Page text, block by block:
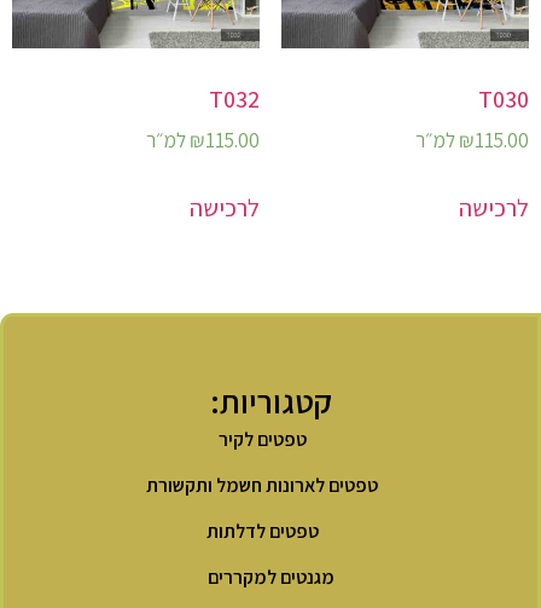
T030
₪115.00 למ״ר
לרכישה
T032
₪115.00 למ״ר
לרכישה
קטגוריות:
טפטים לקיר
טפטים לארונות חשמל ותקשורת
טפטים לדלתות
מגנטים למקררים